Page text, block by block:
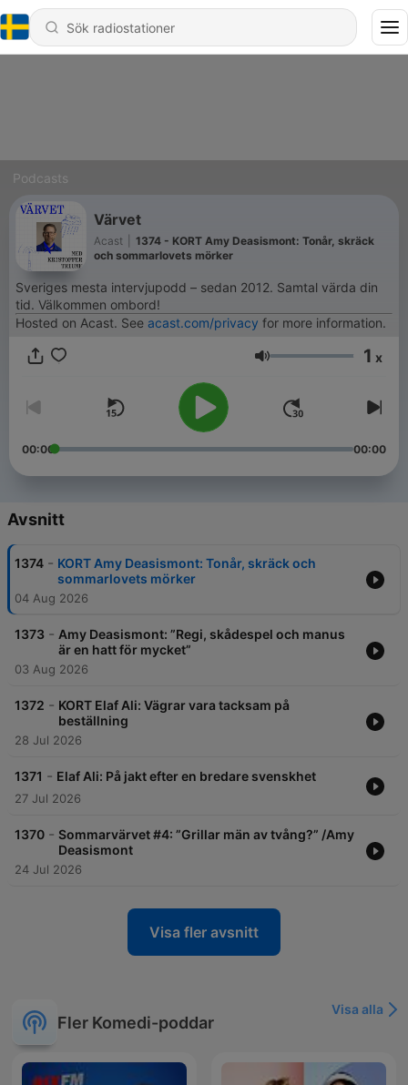
Podcasts
Värvet
Acast
1374 - KORT Amy Deasismont: Tonår, skräck
och sommarlovets mörker
Sveriges mesta intervjupodd – sedan 2012. Samtal värda din
tid. Välkommen ombord!
Hosted on Acast. See acast.com/privacy for more information.
Volym 1 x
00:00 00:00
Avsnitt
1374 - KORT Amy Deasismont: Tonår, skräck och
sommarlovets mörker
04 Aug 2026
1373 - Amy Deasismont: ”Regi, skådespel och manus
är en hatt för mycket”
03 Aug 2026
1372 - KORT Elaf Ali: Vägrar vara tacksam på
beställning
28 Jul 2026
1371 - Elaf Ali: På jakt efter en bredare svenskhet
27 Jul 2026
1370 - Sommarvärvet #4: ”Grillar män av tvång?” /Amy
Deasismont
24 Jul 2026
Visa fler avsnitt
Fler Komedi-poddar
Visa alla